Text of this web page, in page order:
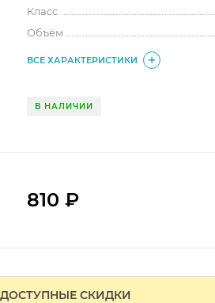
Класс
Объём
ВСЕ ХАРАКТЕРИСТИКИ
В НАЛИЧИИ
810₽
ДОСТУПНЫЕ СКИДКИ